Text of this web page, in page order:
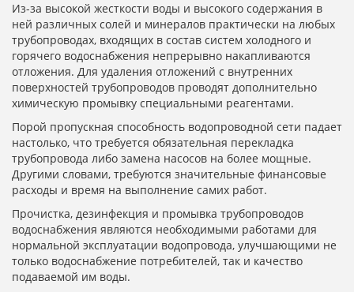
Из-за высокой жесткости воды и высокого содержания в
ней различных солей и минералов практически на любых
трубопроводах, входящих в состав систем холодного и
горячего водоснабжения непрерывно накапливаются
отложения. Для удаления отложений с внутренних
поверхностей трубопроводов проводят дополнительно
химическую промывку специальными реагентами.
Порой пропускная способность водопроводной сети падает
настолько, что требуется обязательная перекладка
трубопровода либо замена насосов на более мощные.
Другими словами, требуются значительные финансовые
расходы и время на выполнение самих работ.
Прочистка, дезинфекция и промывка трубопроводов
водоснабжения являются необходимыми работами для
нормальной эксплуатации водопровода, улучшающими не
только водоснабжение потребителей, так и качество
подаваемой им воды.